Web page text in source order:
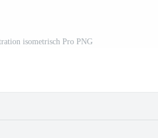
isometrisch Pro PNG